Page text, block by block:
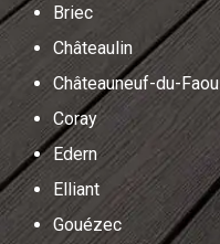
Briec
Châteaulin
Châteauneuf-du-Faou
Coray
Edern
Elliant
Gouézec